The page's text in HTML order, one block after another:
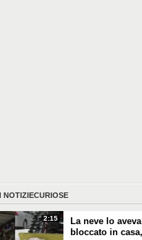
NOTIZIECURIOSE
2:15
La neve lo aveva
bloccato in